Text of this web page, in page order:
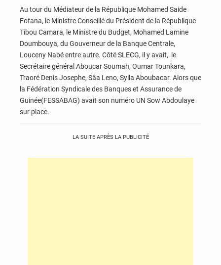
Au tour du Médiateur de la République Mohamed Saide
Fofana, le Ministre Conseillé du Président de la République
Tibou Camara, le Ministre du Budget, Mohamed Lamine
Doumbouya, du Gouverneur de la Banque Centrale,
Louceny Nabé entre autre. Côté SLECG, il y avait, le
Secrétaire général Aboucar Soumah, Oumar Tounkara,
Traoré Denis Josephe, Sâa Leno, Sylla Aboubacar. Alors que
la Fédération Syndicale des Banques et Assurance de
Guinée(FESSABAG) avait son numéro UN Sow Abdoulaye
sur place.
LA SUITE APRÈS LA PUBLICITÉ